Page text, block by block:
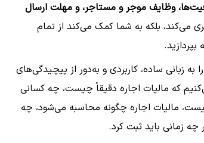
وظایف موجر و مستاجر، و مهلت ارسال
می‌کند، بلکه به شما کمک می‌کند از تمام
به زبانی ساده، کاربردی و به‌دور از پیچیدگی‌های
که مالیات اجاره دقیقاً چیست، چه کسانی
مالیات اجاره چگونه محاسبه می‌شود، چه
چه زمانی باید ثبت کرد.